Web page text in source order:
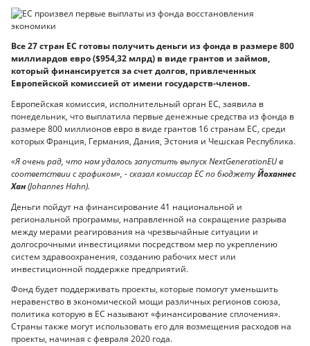
Все 27 стран ЕС готовы получить деньги из фонда в размере 800
миллиардов евро ($954,32 млрд) в виде грантов и займов,
который финансируется за счет долгов, привлеченных
Европейской комиссией от имени государств-членов.
Европейская комиссия, исполнительный орган ЕС, заявила в
понедельник, что выплатила первые денежные средства из фонда в
размере 800 миллионов евро в виде грантов 16 странам ЕС, среди
которых Франция, Германия, Дания, Эстония и Чешская Республика.
«Я очень рад, что нам удалось запустить выпуск NextGenerationEU в
соответствии с графиком», - сказал комиссар ЕС по бюджетуЙоханнес
Хан(Johannes Hahn).
Деньги пойдут на финансирование 41 национальной и
региональной программы, направленной на сокращение разрыва
между мерами реагирования на чрезвычайные ситуации и
долгосрочными инвестициями посредством мер по укреплению
систем здравоохранения, созданию рабочих мест или
инвестиционной поддержке предприятий.
Фонд будет поддерживать проекты, которые помогут уменьшить
неравенство в экономической мощи различных регионов союза,
политика которую в ЕС называют «финансирование сплочения».
Страны также могут использовать его для возмещения расходов на
проекты, начиная с февраля 2020 года.